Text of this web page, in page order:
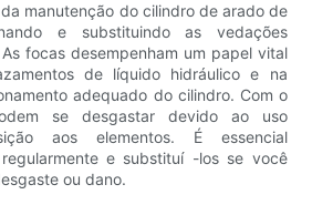
manutenção do cilindro de arado de
e substituindo as vedações
focas desempenham um papel vital
de líquido hidráulico e na
adequado do cilindro. Com o
se desgastar devido ao uso
aos elementos. É essencial
e substituí -los se você
ou dano.